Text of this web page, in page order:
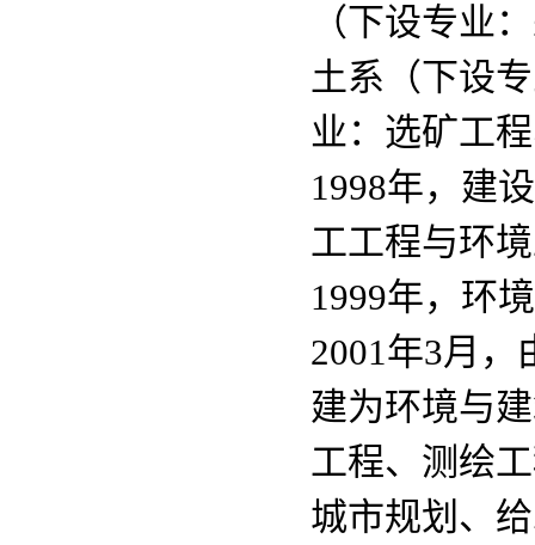
（下设专业
土系（下设
业：选矿工
1998年，建
工工程与环
1999年，环
2001年3月
建为环境与
工程、测绘
城市规划、